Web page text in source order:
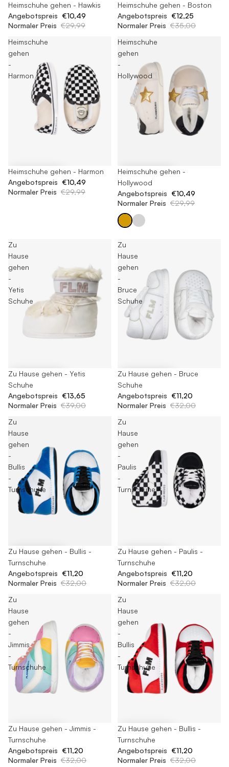
-65%
Heimschuhe gehen - Hawkis
Angebotspreis €10,49
Normaler Preis €29,99
-65%
Heimschuhe gehen - Boston
Angebotspreis €12,25
Normaler Preis €35,00
Heimschuhe
gehen
-
Harmon
-65%
Heimschuhe gehen - Harmon
Angebotspreis €10,49
Normaler Preis €29,99
Heimschuhe
gehen
-
Hollywood
-65%
Heimschuhe gehen -
Hollywood
Angebotspreis €10,49
Normaler Preis €29,99
Zu
Hause
gehen
-
Yetis
Schuhe
-65%
Zu Hause gehen - Yetis
Schuhe
Angebotspreis €13,65
Normaler Preis €39,00
Zu
Hause
gehen
-
Bruce
Schuhe
-65%
Zu Hause gehen - Bruce
Schuhe
Angebotspreis €11,20
Normaler Preis €32,00
Zu
Hause
gehen
-
Bullis
-
Turnschuhe
-65%
Zu Hause gehen - Bullis -
Turnschuhe
Angebotspreis €11,20
Normaler Preis €32,00
Zu
Hause
gehen
-
Paulis
-
Turnschuhe
-65%
Zu Hause gehen - Paulis -
Turnschuhe
Angebotspreis €11,20
Normaler Preis €32,00
Zu
Hause
gehen
-
Jimmis
-
Turnschuhe
-65%
Zu Hause gehen - Jimmis -
Turnschuhe
Angebotspreis €11,20
Normaler Preis €32,00
Zu
Hause
gehen
-
Bullis
-
Turnschuhe
-65%
Zu Hause gehen - Bullis -
Turnschuhe
Angebotspreis €11,20
Normaler Preis €32,00